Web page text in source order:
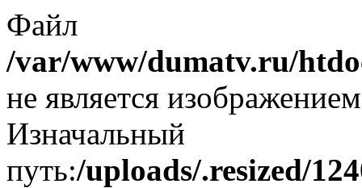
Файл
/var/www/dumatv.ru/
не является
Изначальный
путь:/uploads/.resized/